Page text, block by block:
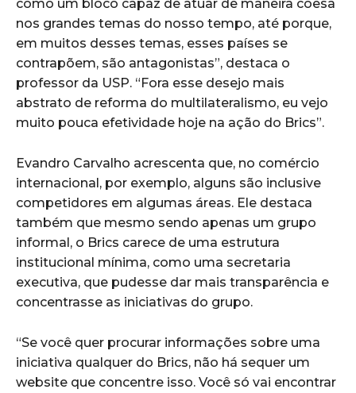
como um bloco capaz de atuar de maneira coesa
nos grandes temas do nosso tempo, até porque,
em muitos desses temas, esses países se
contrapõem, são antagonistas”, destaca o
professor da USP. “Fora esse desejo mais
abstrato de reforma do multilateralismo, eu vejo
muito pouca efetividade hoje na ação do Brics”.
Evandro Carvalho acrescenta que, no comércio
internacional, por exemplo, alguns são inclusive
competidores em algumas áreas. Ele destaca
também que mesmo sendo apenas um grupo
informal, o Brics carece de uma estrutura
institucional mínima, como uma secretaria
executiva, que pudesse dar mais transparência e
concentrasse as iniciativas do grupo.
“Se você quer procurar informações sobre uma
iniciativa qualquer do Brics, não há sequer um
website que concentre isso. Você só vai encontrar